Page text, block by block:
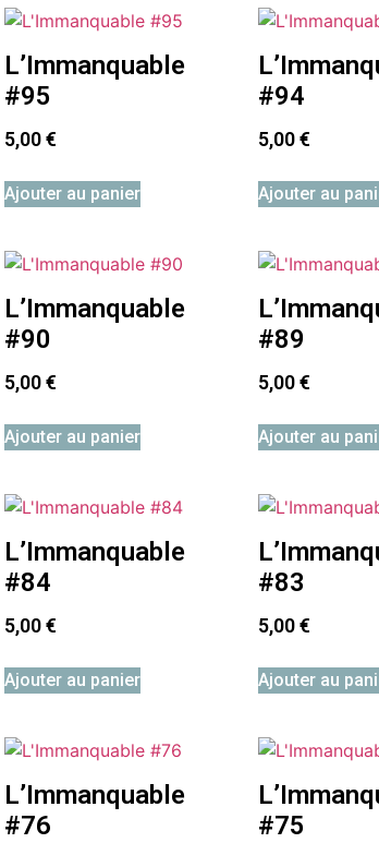
L’Immanquable
#95
5,00€
Ajouter au panier
#94
5,00€
Ajouter au
L’Immanquable
#90
5,00€
Ajouter au panier
#89
5,00€
Ajouter au
L’Immanquable
#84
5,00€
Ajouter au panier
#83
5,00€
Ajouter au
L’Immanquable
#76
#75